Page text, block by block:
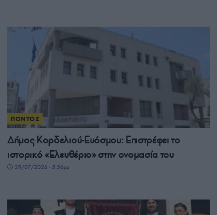
ΠΟΝΤΟΣ
Δήμος Κορδελιού-Ευόσμου: Επιστρέφει το
ιστορικό «Ελευθέριο» στην ονομασία του
29/07/2026 - 5:56μμ